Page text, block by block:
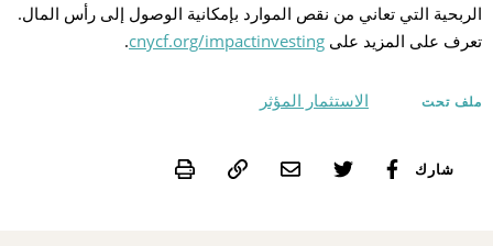
الربحية التي تعاني من نقص الموارد بإمكانية الوصول إلى رأس المال.
تعرف على المزيد على cnycf.org/impactinvesting
.
ملف تحت الاستثمار المؤثر
شارك Print